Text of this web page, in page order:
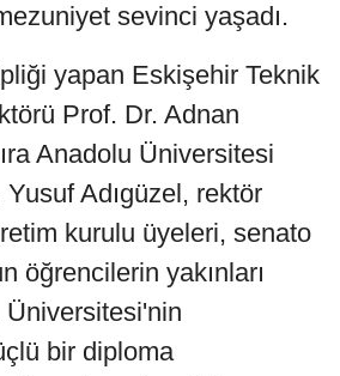
sevinci yaşadı.
yapan Eskişehir Teknik
Prof. Dr. Adnan
Anadolu Üniversitesi
Adıgüzel, rektör
kurulu üyeleri, senato
öğrencilerin yakınları
Üniversitesi'nin
bir diploma